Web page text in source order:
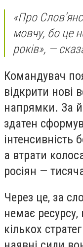
«Про
мовчу, бо це
років», —
Командувач
відкрити нові
напрямки. За
здатен
інтенсивність
а втрати
росіян —
Через це, за
немає
кількох